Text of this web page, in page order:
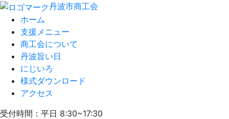
丹波市商工会
ホーム
支援メニュー
商工会について
丹波旨い日
にじいろ
様式ダウンロード
アクセス
受付時間：平日 8:30~17:30